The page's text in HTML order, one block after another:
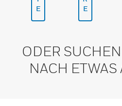
E
E
ODER
NACH